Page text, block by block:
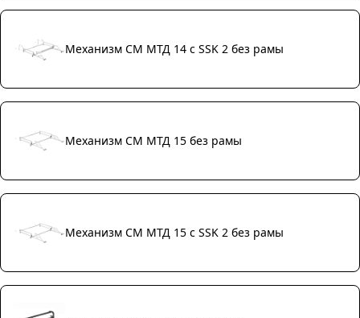
Механизм СМ МТД 14 с SSK 2 без рамы
Механизм СМ МТД 15 без рамы
Механизм СМ МТД 15 c SSK 2 без рамы